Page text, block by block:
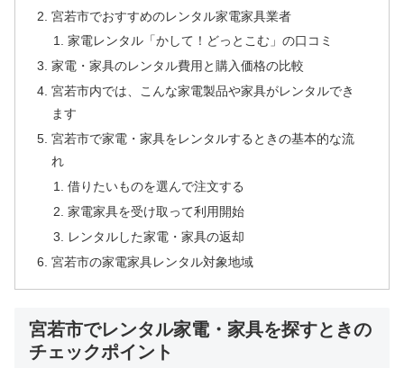
宮若市でおすすめのレンタル家電家具業者
家電レンタル「かして！どっとこむ」の口コミ
家電・家具のレンタル費用と購入価格の比較
宮若市内では、こんな家電製品や家具がレンタルでき
ます
宮若市で家電・家具をレンタルするときの基本的な流
れ
借りたいものを選んで注文する
家電家具を受け取って利用開始
レンタルした家電・家具の返却
宮若市の家電家具レンタル対象地域
宮若市でレンタル家電・家具を探すときの
チェックポイント